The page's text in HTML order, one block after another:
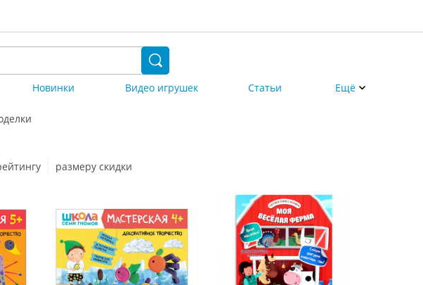
Новинки Видео игрушек Статьи Ещё
размеру скидки